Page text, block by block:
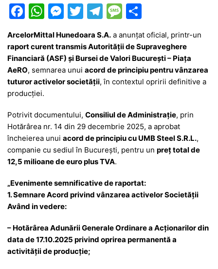
F
c
e
b
o
o
k
W
at
s
A
p
M
s
s
e
n
er
T
itt
er
T
e
gr
a
m
M
s
s
a
g
ar
ta
je
a
z
ArcelorMittal Hunedoara S.A. a anunțat oficial, printr-un
raport curent transmis Autorității de Supraveghere
Financiară (ASF) și Bursei de Valori București – Piața
AeRO, semnarea unui acord de principiu pentru vânzarea
tuturor activelor societății, în contextul opririi definitive a
producției.
Potrivit documentului, Consiliul de Administrație, prin
Hotărârea nr. 14 din 29 decembrie 2025, a aprobat
încheierea unui acord de principiu cu UMB Steel S.R.L.,
companie cu sediul în București, pentru un preț total de
12,5 milioane de euro plus TVA.
„Evenimente semnificative de raportat:
1. Semnare Acord privind vânzarea activelor Societății
Având in vedere:
– Hotărârea Adunării Generale Ordinare a Acționarilor din
data de 17.10.2025 privind oprirea permanentă a
activității de producție;